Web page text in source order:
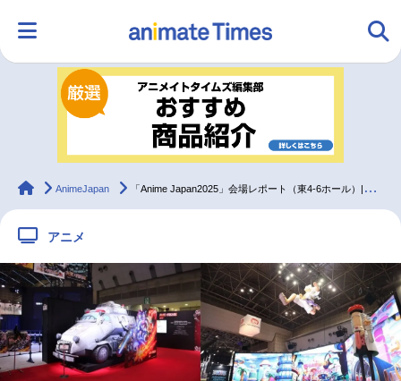
ランキング アニメ
ラジオ
2.5次元 配信・Vtuber トレンド 無料マンガ
最新記事一覧
animateTimes
AnimeJapan 「Anime Japan2025」会場レポート（東4-6ホール）|『呪術廻戦』など人気作品が盛りだくさん【AJ2025】
アニメ